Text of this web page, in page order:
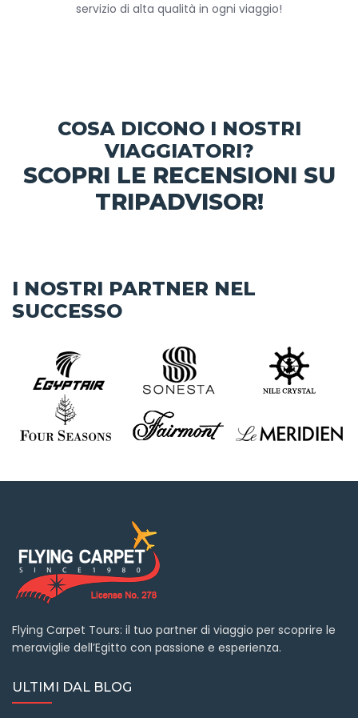
servizio di alta qualità in ogni viaggio!
COSA DICONO I NOSTRI
VIAGGIATORI?
SCOPRI LE RECENSIONI SU
TRIPADVISOR!
I NOSTRI PARTNER NEL
SUCCESSO
Flying Carpet Tours: il tuo partner di viaggio per scoprire le
meraviglie dell’Egitto con passione e esperienza.
ULTIMI DAL BLOG